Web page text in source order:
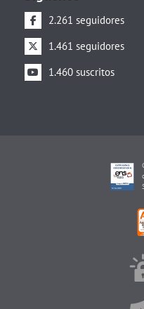
2.261 seguidores
1.461 seguidores
1.460 suscritos